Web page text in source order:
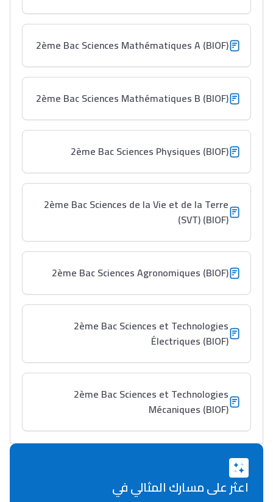
أكادير أوفلا
سقطت فالباك و سنة
2011 بدّلاتني بزّاف، مسار
إلياس أريدال، إطار
فمنظّمة دولية
مهنة التّرجمة، العمل
التّطوّعي، التّشبيك و
أشياء أخرى مع مامودو
سامورا
بطلة المغرب فالقفز
الطولي، ملاك البردع
كتحكي على تجربتها
فالرّياضة و الدّراسة
2ème Bac Sciences Mathématiques A (BIOF)
2ème Bac Sciences Mathématiques B (BIOF)
2ème Bac Sciences Physiques (BIOF)
2ème Bac Sciences de la Vie et de la Terre
(SVT) (BIOF)
2ème Bac Sciences Agronomiques (BIOF)
2ème Bac Sciences et Technologies
Électriques (BIOF)
2ème Bac Sciences et Technologies
Mécaniques (BIOF)
اعثر على مسارك المثالي في